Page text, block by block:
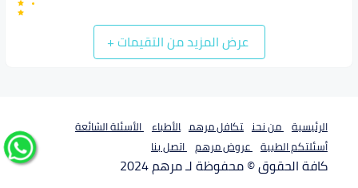
عرض المزيد من التقيمات +
الرئيسية من نحن تكافل مرهم الأطباء الأسئلة الشائعة
أسئلتكم الطبية عروض مرهم اتصل بنا
كافة الحقوق © محفوظة لـ مرهم 2024